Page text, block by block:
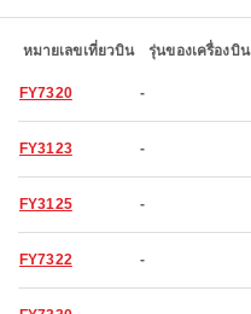
หมายเลขเที่ยวบิน รุ่นของเครื่องบิน
FY7320 -
FY3123 -
FY3125 -
FY7322 -